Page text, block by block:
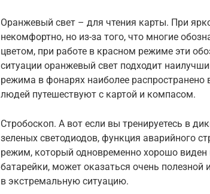
Оранжевый свет – для чтения карты. При
некомфортно, но из-за того, что многие
цветом, при работе в красном режиме эти
ситуации оранжевый свет подходит
режима в фонарях наиболее распространено
людей путешествуют с картой и компасом.
Стробоскоп. А вот если вы тренируетесь в
зеленых светодиодов, функция аварийного
режим, который одновременно хорошо виден
батарейки, может оказаться очень
в экстремальную ситуацию.